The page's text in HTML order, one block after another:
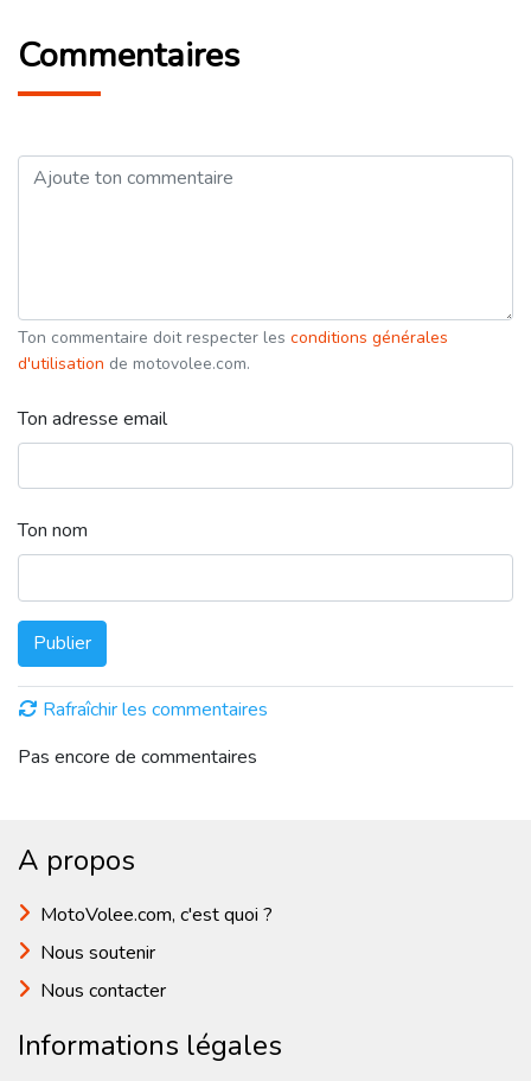
Commentaires
Ton commentaire doit respecter les conditions générales
d'utilisation de motovolee.com.
Ton adresse email
Ton nom
Publier
Rafraîchir les commentaires
Pas encore de commentaires
A propos
MotoVolee.com, c'est quoi ?
Nous soutenir
Nous contacter
Informations légales